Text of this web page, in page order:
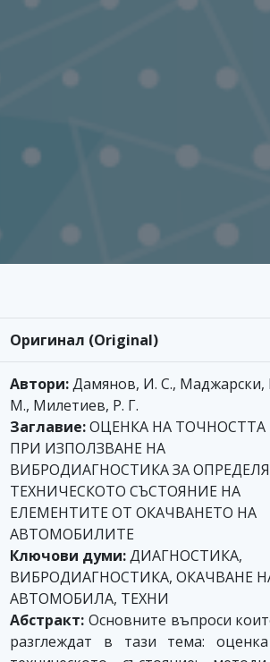
Оригинал (Original)
Автори:Дамянов, И. С., Маджарски,
М., Милетиев, Р. Г.
Заглавие:ОЦЕНКА НА ТОЧНОСТТА
ПРИ ИЗПОЛЗВАНЕ НА
ВИБРОДИАГНОСТИКА ЗА
ТЕХНИЧЕСКОТО СЪСТОЯНИЕ НА
ЕЛЕМЕНТИТЕ ОТ ОКАЧВАНЕТО НА
АВТОМОБИЛИТЕ
Ключови думи:ДИАГНОСТИКА,
ВИБРОДИАГНОСТИКА, ОКАЧВАНЕ
АВТОМОБИЛА, ТЕХНИ
Абстракт: Основните въпроси
разглеждат в тази тема: